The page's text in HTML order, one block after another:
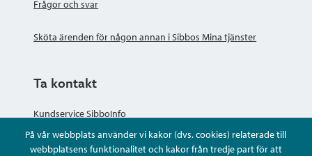
På vår webbplats använder vi kakor (dvs. cookies) relaterade till
webbplatsens funktionalitet och kakor från tredje part för att
Frågor och svar
Sköta ärenden för någon annan i Sibbos Mina tjänster
Ta kontakt
Kundservice SibboInfo
Ge anonym respons